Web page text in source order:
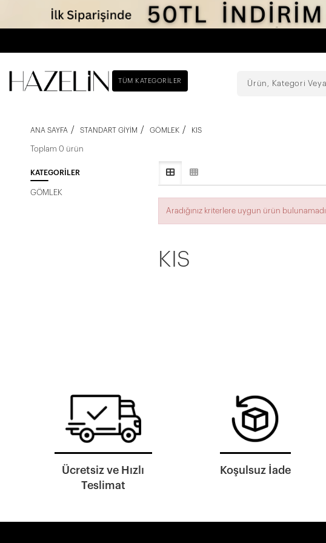
TÜM KATEGORILER
ANA SAYFA STANDART GIYIM GÖMLEK KIS
Toplam 0 ürün
KATEGORILER
GÖMLEK
Aradığınız kriterlere uygun ürün bulunamadı
KIS
Ücretsiz ve Hızlı
Teslimat
Koşulsuz İade